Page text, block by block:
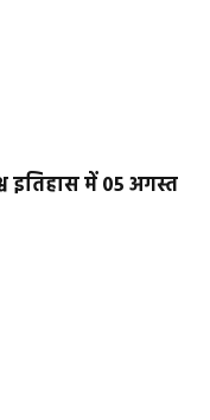
इतिहास में 05 अगस्त